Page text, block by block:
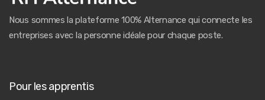
Nous sommes la plateforme 100% Alternance qui connecte les
entreprises avec la personne idéale pour chaque poste.
Pour les apprentis